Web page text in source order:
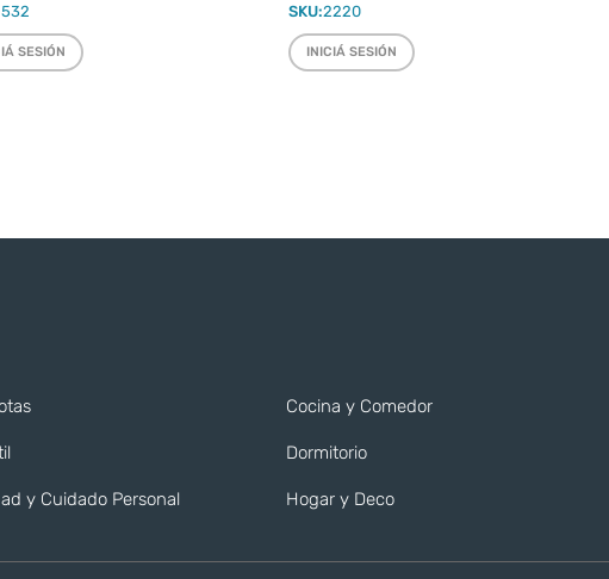
SESIÓN
SKU:2220
INICIÁ SESIÓN
y Cuidado Personal
Cocina y Comedor
Dormitorio
Hogar y Deco